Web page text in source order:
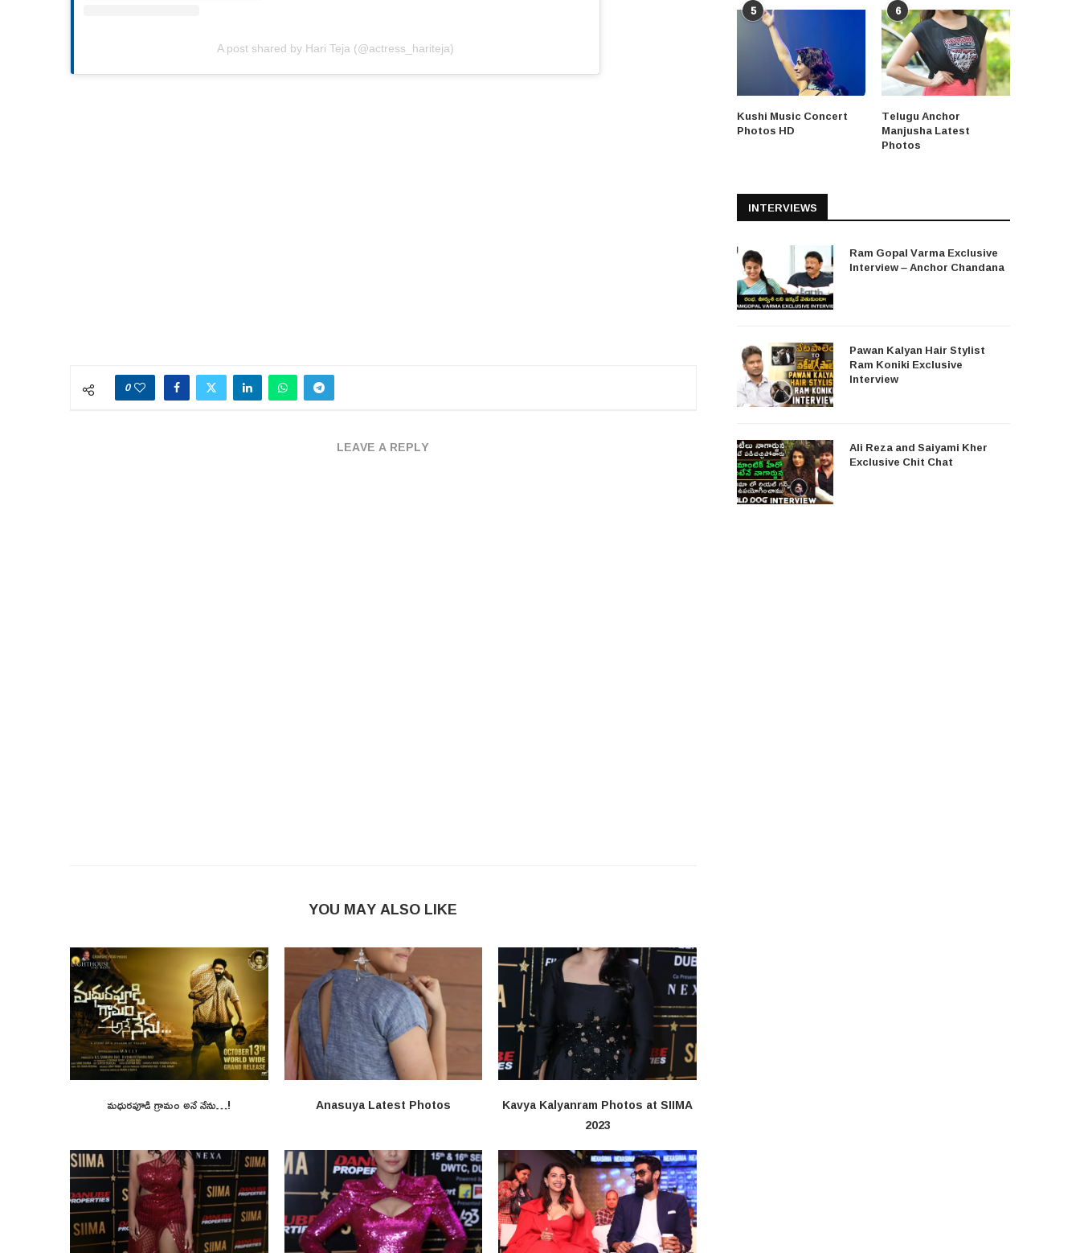
A post shared by Hari Teja (@actress_hariteja)
0
LEAVE A REPLY
YOU MAY ALSO LIKE
మధురపూడి గ్రామం అనే నేను…! Anasuya Latest Photos
Kavya Kalyanram Photos at SIIMA
2023
5
Kushi Music Concert
Photos HD
6
Telugu Anchor
Manjusha Latest
Photos
INTERVIEWS
Ram Gopal Varma Exclusive
Interview – Anchor Chandana
Pawan Kalyan Hair Stylist
Ram Koniki Exclusive
Interview
Ali Reza and Saiyami Kher
Exclusive Chit Chat